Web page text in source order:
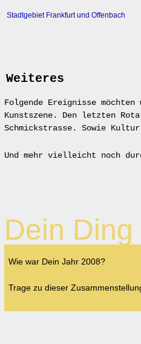
Stadtgebiet Frankfurt und Offenbach
Weiteres
Folgende Ereignisse
Kunstszene. Den letzten
Schmickstrasse. Sowie
Und mehr vielleicht noch
Dein Ding
Wie war Dein Jahr 2008?
Trage zu dieser